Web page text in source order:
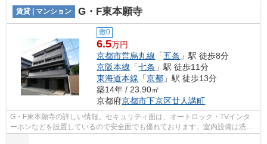
賃貸 | マンション G・F東本願寺
敷0
6.5万円
京都市営烏丸線 「五条 」駅 徒歩8分
京阪本線 「七条 」駅 徒歩11分
東海道本線 「京都 」駅 徒歩13分
築14年 / 23.90㎡
京都府京都市下京区廿人講町
G・F東本願寺の詳しい情報。セキュリティ面は、オートロック・TVインタ
ーホンなどを設置しているので安全面でも優れております。室内設備は洗面